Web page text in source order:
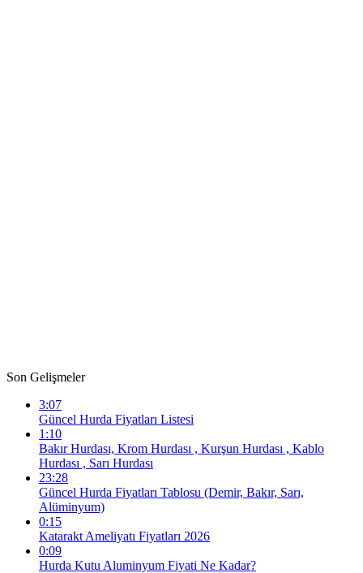
Son Gelişmeler
3:07
Güncel Hurda Fiyatları Listesi
1:10
Bakır Hurdası, Krom Hurdası , Kurşun Hurdası , Kablo
Hurdası , Sarı Hurdası
23:28
Güncel Hurda Fiyatları Tablosu (Demir, Bakır, Sarı,
Alüminyum)
0:15
Katarakt Ameliyatı Fiyatları 2026
0:09
Hurda Kutu Aluminyum Fiyati Ne Kadar?